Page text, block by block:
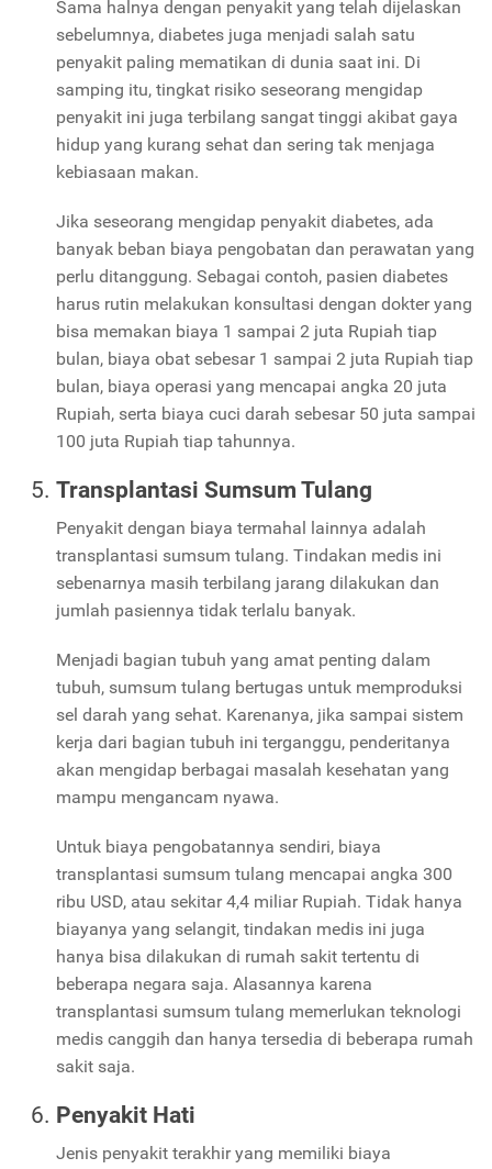
Sama halnya dengan penyakit yang telah dijelaskan
sebelumnya, diabetes juga menjadi salah satu
penyakit paling mematikan di dunia saat ini. Di
samping itu, tingkat risiko seseorang mengidap
penyakit ini juga terbilang sangat tinggi akibat gaya
hidup yang kurang sehat dan sering tak menjaga
kebiasaan makan.
Jika seseorang mengidap penyakit diabetes, ada
banyak beban biaya pengobatan dan perawatan yang
perlu ditanggung. Sebagai contoh, pasien diabetes
harus rutin melakukan konsultasi dengan dokter yang
bisa memakan biaya 1 sampai 2 juta Rupiah tiap
bulan, biaya obat sebesar 1 sampai 2 juta Rupiah tiap
bulan, biaya operasi yang mencapai angka 20 juta
Rupiah, serta biaya cuci darah sebesar 50 juta sampai
100 juta Rupiah tiap tahunnya.
Transplantasi Sumsum Tulang
Penyakit dengan biaya termahal lainnya adalah
transplantasi sumsum tulang. Tindakan medis ini
sebenarnya masih terbilang jarang dilakukan dan
jumlah pasiennya tidak terlalu banyak.
Menjadi bagian tubuh yang amat penting dalam
tubuh, sumsum tulang bertugas untuk memproduksi
sel darah yang sehat. Karenanya, jika sampai sistem
kerja dari bagian tubuh ini terganggu, penderitanya
akan mengidap berbagai masalah kesehatan yang
mampu mengancam nyawa.
Untuk biaya pengobatannya sendiri, biaya
transplantasi sumsum tulang mencapai angka 300
ribu USD, atau sekitar 4,4 miliar Rupiah. Tidak hanya
biayanya yang selangit, tindakan medis ini juga
hanya bisa dilakukan di rumah sakit tertentu di
beberapa negara saja. Alasannya karena
transplantasi sumsum tulang memerlukan teknologi
medis canggih dan hanya tersedia di beberapa rumah
sakit saja.
Penyakit Hati
Jenis penyakit terakhir yang memiliki biaya